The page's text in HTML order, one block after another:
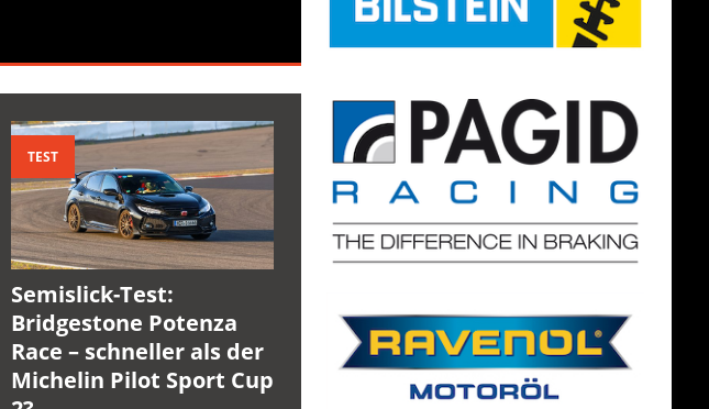
TEST
Semislick-Test:
Bridgestone Potenza
Race – schneller als der
Michelin Pilot Sport Cup